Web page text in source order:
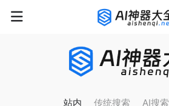
站内 传统搜索 AI搜索